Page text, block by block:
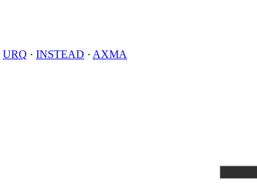
URQ · INSTEAD · AXMA